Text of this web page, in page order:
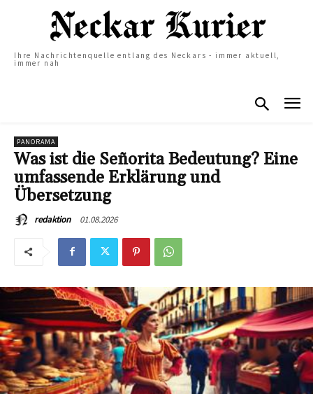
Ihre Nachrichtenquelle entlang des Neckars - immer aktuell,
immer nah
PANORAMA
Was ist die Señorita Bedeutung? Eine
umfassende Erklärung und
Übersetzung
redaktion 01.08.2026